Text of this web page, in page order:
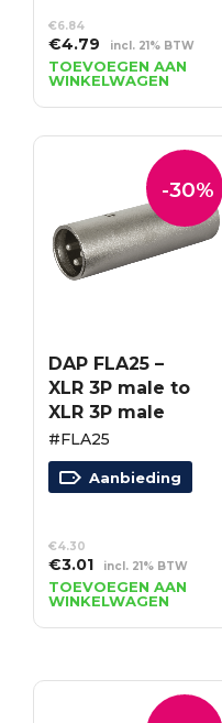
€6.84
Oorspronkelijke
prijs
was:
€6.84.
€4.79Huidige
prijs
is:
€4.79.
incl. 21% BTW
TOEVOEGEN AAN
WINKELWAGEN
-30%
DAP FLA25 –
XLR 3P male to
XLR 3P male
#FLA25
Aanbieding
€4.30
Oorspronkelijke
prijs
was:
€4.30.
€3.01Huidige
prijs
is:
€3.01.
incl. 21% BTW
TOEVOEGEN AAN
WINKELWAGEN